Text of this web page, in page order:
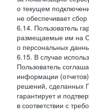
о текущем
не обеспечивает
6.14. Пользователь
размещаемые им на
о персональных
6.15. В случае
Пользователь
информации
решений, сделанных
гарантирует и
в соответствии с